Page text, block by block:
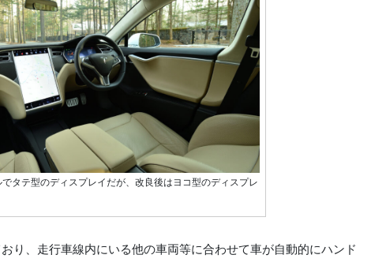
タテ型のディスプレイだが、改良後はヨコ型のディスプレ
り、走行車線内にいる他の車両等に合わせて車が自動的にハンド